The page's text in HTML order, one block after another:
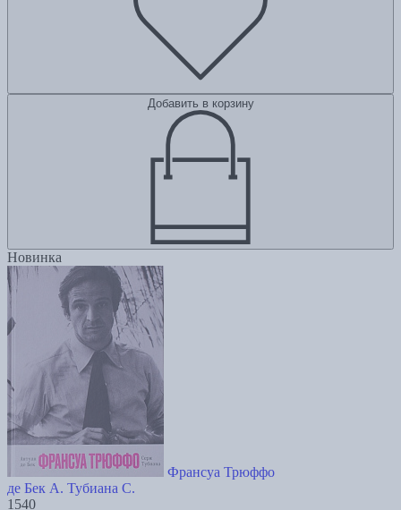
Добавить в корзину
Новинка
Франсуа Трюффо
де Бек А. Тубиана С.
1540